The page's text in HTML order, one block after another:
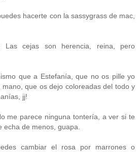
hacerte con la sassygrass de mac,
Las cejas son herencia, reina, pero
que a Estefanía, que no os pille yo
que os dejo coloreadas del todo y
jj!
me parece ninguna tontería, a ver si te
echa de menos, guapa.
cambiar el rosa por marrones o